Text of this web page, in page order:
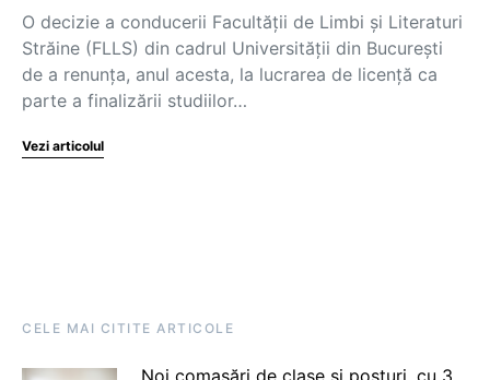
O decizie a conducerii Facultății de Limbi și Literaturi
Străine (FLLS) din cadrul Universității din București
de a renunța, anul acesta, la lucrarea de licență ca
parte a finalizării studiilor…
Vezi articolul
CELE MAI CITITE ARTICOLE
Noi comasări de clase și posturi, cu 3